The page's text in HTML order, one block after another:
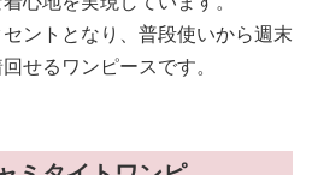
ントとなり、普段使いから週末
せるワンピースです。